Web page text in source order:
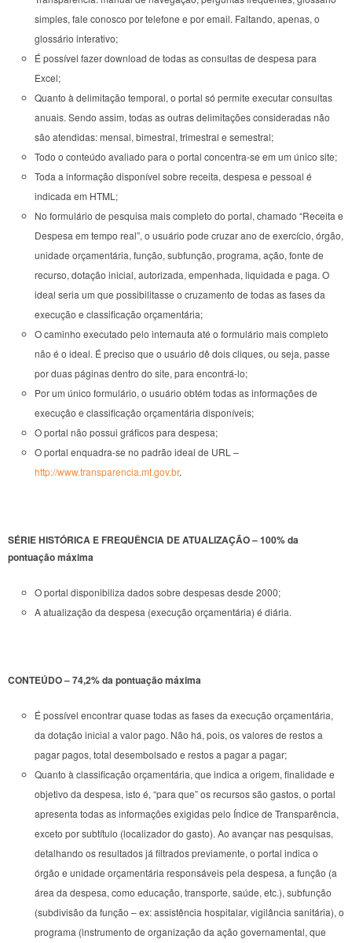
simples, fale conosco por telefone e por email. Faltando, apenas, o
glossário interativo;
É possível fazer download de todas as consultas de despesa para
Excel;
Quanto à delimitação temporal, o portal só permite executar consultas
anuais. Sendo assim, todas as outras delimitações consideradas não
são atendidas: mensal, bimestral, trimestral e semestral;
Todo o conteúdo avaliado para o portal concentra-se em um único site;
Toda a informação disponível sobre receita, despesa e pessoal é
indicada em HTML;
No formulário de pesquisa mais completo do portal, chamado “Receita e
Despesa em tempo real”, o usuário pode cruzar ano de exercício, órgão,
unidade orçamentária, função, subfunção, programa, ação, fonte de
recurso, dotação inicial, autorizada, empenhada, liquidada e paga. O
ideal seria um que possibilitasse o cruzamento de todas as fases da
execução e classificação orçamentária;
O caminho executado pelo internauta até o formulário mais completo
não é o ideal. É preciso que o usuário dê dois cliques, ou seja, passe
por duas páginas dentro do site, para encontrá-lo;
Por um único formulário, o usuário obtém todas as informações de
execução e classificação orçamentária disponíveis;
O portal não possui gráficos para despesa;
O portal enquadra-se no padrão ideal de URL –
http://www.transparencia.mt.gov.br.
SÉRIE HISTÓRICA E FREQUÊNCIA DE ATUALIZAÇÃO – 100% da
pontuação máxima
O portal disponibiliza dados sobre despesas desde 2000;
A atualização da despesa (execução orçamentária) é diária.
CONTEÚDO – 74,2% da pontuação máxima
É possível encontrar quase todas as fases da execução orçamentária,
da dotação inicial a valor pago. Não há, pois, os valores de restos a
pagar pagos, total desembolsado e restos a pagar a pagar;
Quanto à classificação orçamentária, que indica a origem, finalidade e
objetivo da despesa, isto é, “para que” os recursos são gastos, o portal
apresenta todas as informações exigidas pelo Índice de Transparência,
exceto por subtítulo (localizador do gasto). Ao avançar nas pesquisas,
detalhando os resultados já filtrados previamente, o portal indica o
órgão e unidade orçamentária responsáveis pela despesa, a função (a
área da despesa, como educação, transporte, saúde, etc.), subfunção
(subdivisão da função – ex: assistência hospitalar, vigilância sanitária), o
programa (instrumento de organização da ação governamental, que